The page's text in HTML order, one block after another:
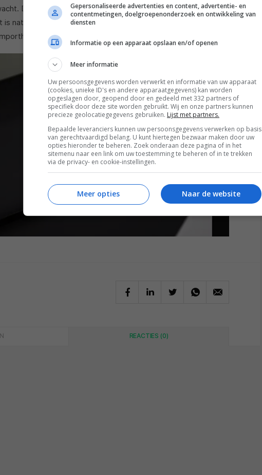
De goedkoopste versie kost in China 1.499 yuan,
natuurlijk slechts een indicatie: de daadwerkelijke prijs hangt
en btw.
REACTIES (0)
Gepersonaliseerde advertenties en content, advertentie- en
contentmetingen, doelgroepenonderzoek en ontwikkeling van
diensten
Informatie op een apparaat opslaan en/of openen
Meer informatie
Uw persoonsgegevens worden verwerkt en informatie van uw apparaat
(cookies, unieke ID's en andere apparaatgegevens) kan worden
opgeslagen door, geopend door en gedeeld met 332 partners of
specifiek door deze site worden gebruikt. Wij en onze partners kunnen
precieze geolocatiegegevens gebruiken. Lijst met partners.
Bepaalde leveranciers kunnen uw persoonsgegevens verwerken op basis
van gerechtvaardigd belang. U kunt hiertegen bezwaar maken door uw
opties hieronder te beheren. Zoek onderaan deze pagina of in het
sitemenu naar een link om uw toestemming te beheren of in te trekken
via de privacy- en cookie-instellingen.
Naar de website
Meer opties